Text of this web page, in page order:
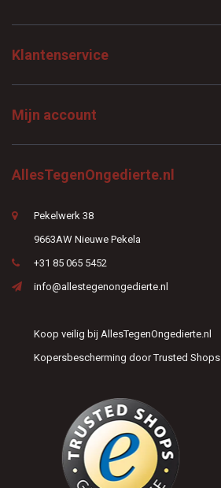
Klantenservice
Mijn account
AllesTegenOngedierte.nl
Pekelwerk 38
9663AW Nieuwe Pekela
+31 85 065 5452
info@allestegenongedierte.nl
Koop veilig bij AllesTegenOngedierte.nl
Kopersbescherming door Trusted Shops